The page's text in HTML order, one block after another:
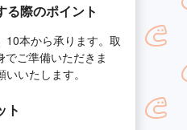
る際のポイント
10本から承ります。取
ご準備いただきま
いたします。
ト